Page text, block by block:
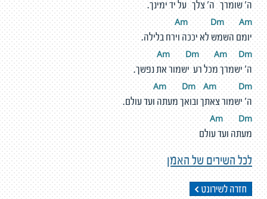
ה' שומרך ה' צלך על יד ימינך.
Am Dm Am
יומם השמש לא יככה וירח בלילה.
Am Dm Am Dm
ה' ישמרך מכל רע ישמור את נפשך.
Am Dm Am Dm
ה' ישמור צאתך ובואך מעתה ועד עולם.
Am Dm
מעתה ועד עולם
לכל השירים של האמן